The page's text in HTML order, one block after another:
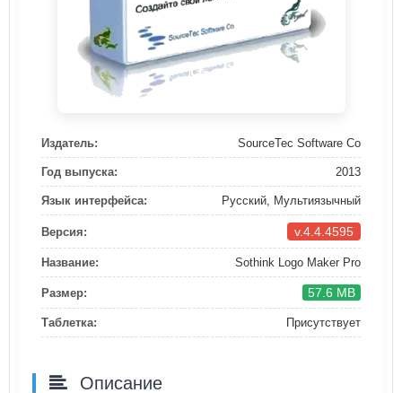
Издатель: SourceTec Software Co
Год выпуска: 2013
Язык интерфейса: Русский, Мультиязычный
Версия: v.4.4.4595
Название: Sothink Logo Maker Pro
Размер: 57.6 MB
Таблетка: Присутствует
Описание